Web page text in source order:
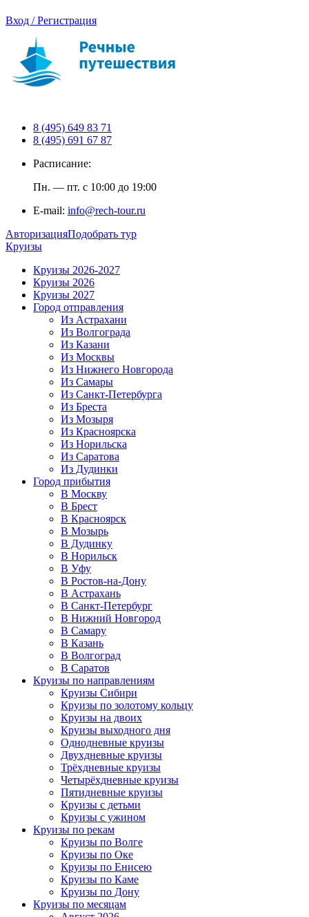
Вход / Регистрация
8 (495) 649 83 71
8 (495) 691 67 87
Расписание:
Пн. — пт. с 10:00 до 19:00
E-mail: info@rech-tour.ru
АвторизацияПодобрать тур
Круизы
Круизы 2026-2027
Круизы 2026
Круизы 2027
Город отправления
Из Астрахани
Из Волгограда
Из Казани
Из Москвы
Из Нижнего Новгорода
Из Самары
Из Санкт-Петербурга
Из Бреста
Из Мозыря
Из Красноярска
Из Норильска
Из Саратова
Из Дудинки
Город прибытия
В Москву
В Брест
В Красноярск
В Мозырь
В Дудинку
В Норильск
В Уфу
В Ростов-на-Дону
В Астрахань
В Санкт-Петербург
В Нижний Новгород
В Самару
В Казань
В Волгоград
В Саратов
Круизы по направлениям
Круизы Сибири
Круизы по золотому кольцу
Круизы на двоих
Круизы выходного дня
Однодневные круизы
Двухдневные круизы
Трёхдневные круизы
Четырёхдневные круизы
Пятидневные круизы
Круизы с детьми
Круизы с ужином
Круизы по рекам
Круизы по Волге
Круизы по Оке
Круизы по Енисею
Круизы по Каме
Круизы по Дону
Круизы по месяцам